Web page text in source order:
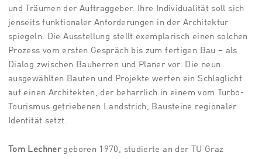
und Träumen der Auftraggeber. Ihre Individualität soll sich
jenseits funktionaler Anforderungen in der Architektur
spiegeln. Die Ausstellung stellt exemplarisch einen solchen
Prozess vom ersten Gespräch bis zum fertigen Bau – als
Dialog zwischen Bauherren und Planer vor. Die neun
ausgewählten Bauten und Projekte werfen ein Schlaglicht
auf einen Architekten, der beharrlich in einem vom Turbo-
Tourismus getriebenen Landstrich, Bausteine regionaler
Identität setzt.
Tom Lechnergeboren 1970, studierte an der TU Graz